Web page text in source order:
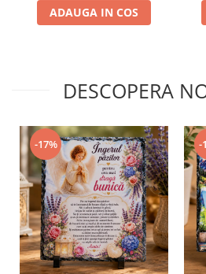
ADAUGA IN COS
DESCOPERA
-17% -